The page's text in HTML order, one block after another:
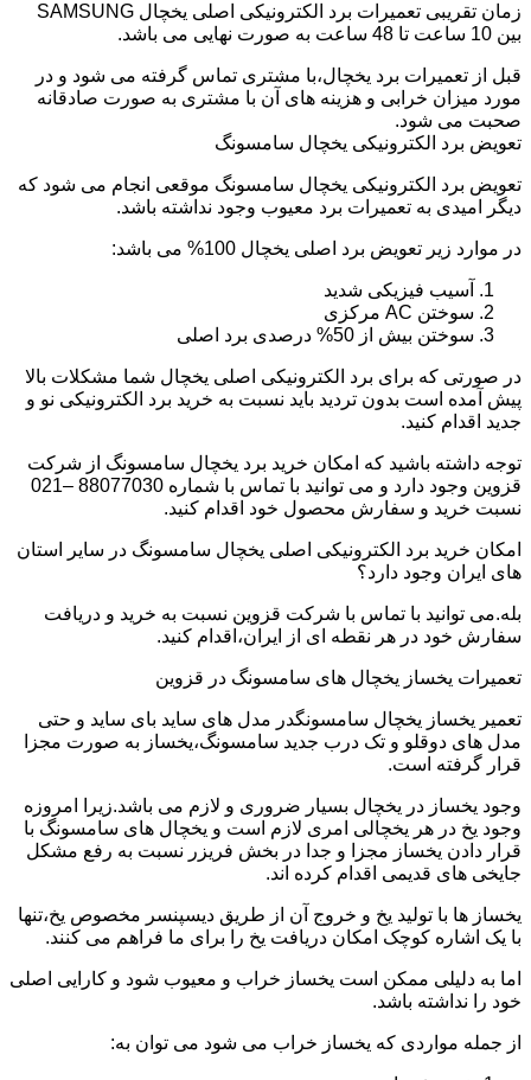
زمان تقریبی تعمیرات برد الکترونیکی اصلی یخچال SAMSUNG
بین 10 ساعت تا 48 ساعت به صورت نهایی می باشد.
قبل از تعمیرات برد یخچال،با مشتری تماس گرفته می شود و در
مورد میزان خرابی و هزینه های آن با مشتری به صورت صادقانه
صحبت می شود.
تعویض برد الکترونیکی یخچال سامسونگ
تعویض برد الکترونیکی یخچال سامسونگ موقعی انجام می شود که
دیگر امیدی به تعمیرات برد معیوب وجود نداشته باشد.
در موارد زیر تعویض برد اصلی یخچال 100% می باشد:
آسیب فیزیکی شدید
سوختن AC مرکزی
سوختن بیش از 50% درصدی برد اصلی
در صورتی که برای برد الکترونیکی اصلی یخچال شما مشکلات بالا
پیش آمده است بدون تردید باید نسبت به خرید برد الکترونیکی نو و
جدید اقدام کنید.
توجه داشته باشید که امکان خرید برد یخچال سامسونگ از شرکت
قزوین وجود دارد و می توانید با تماس با شماره 88077030 –021
نسبت خرید و سفارش محصول خود اقدام کنید.
امکان خرید برد الکترونیکی اصلی یخچال سامسونگ در سایر استان
های ایران وجود دارد؟
بله.می توانید با تماس با شرکت قزوین نسبت به خرید و دریافت
سفارش خود در هر نقطه ای از ایران،اقدام کنید.
تعمیرات یخساز یخچال های سامسونگ در قزوین
تعمیر یخساز یخچال سامسونگدر مدل های ساید بای ساید و حتی
مدل های دوقلو و تک درب جدید سامسونگ،یخساز به صورت مجزا
قرار گرفته است.
وجود یخساز در یخچال بسیار ضروری و لازم می باشد.زیرا امروزه
وجود یخ در هر یخچالی امری لازم است و یخچال های سامسونگ با
قرار دادن یخساز مجزا و جدا در بخش فریزر نسبت به رفع مشکل
جایخی های قدیمی اقدام کرده اند.
یخساز ها با تولید یخ و خروج آن از طریق دیسپنسر مخصوص یخ،تنها
با یک اشاره کوچک امکان دریافت یخ را برای ما فراهم می کنند.
اما به دلیلی ممکن است یخساز خراب و معیوب شود و کارایی اصلی
خود را نداشته باشد.
از جمله مواردی که یخساز خراب می شود می توان به: